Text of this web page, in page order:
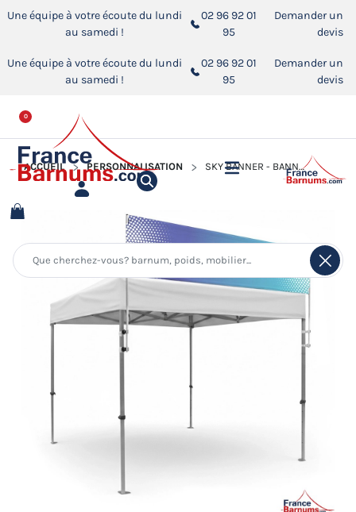
Une équipe à votre écoute du lundi
au samedi !
02 96 92 01
95
Demander un
devis
Une équipe à votre écoute du lundi
au samedi !
02 96 92 01
95
Demander un
devis
0
ACCUEIL PERSONNALISATION SKY BANNER - BANNIÈRE PUBLICITAIRE IMPRIMABLE POUR BARNUM PLIANT 3X3M